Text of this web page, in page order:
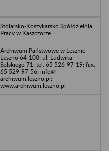
Stolarsko-Koszykarsko Spółdzielnia
Pracy w Kaszczorze
Archiwum Państwowe w Lesznie -
Leszno 64-100; ul. Ludwika
Solskiego 71; tel. 65 526-97-19; fax.
65 529-97-56, info@
archiwum.leszno.pl;
www.archiwum.leszno.pl